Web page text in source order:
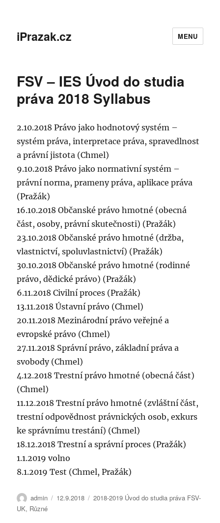
iPrazak.cz MENU
FSV – IES Úvod do studia
práva 2018 Syllabus
2.10.2018 Právo jako hodnotový systém –
systém práva, interpretace práva, spravedlnost
a právní jistota (Chmel)
9.10.2018 Právo jako normativní systém –
právní norma, prameny práva, aplikace práva
(Pražák)
16.10.2018 Občanské právo hmotné (obecná
část, osoby, právní skutečnosti) (Pražák)
23.10.2018 Občanské právo hmotné (držba,
vlastnictví, spoluvlastnictví) (Pražák)
30.10.2018 Občanské právo hmotné (rodinné
právo, dědické právo) (Pražák)
6.11.2018 Civilní proces (Pražák)
13.11.2018 Ústavní právo (Chmel)
20.11.2018 Mezinárodní právo veřejné a
evropské právo (Chmel)
27.11.2018 Správní právo, základní práva a
svobody (Chmel)
4.12.2018 Trestní právo hmotné (obecná část)
(Chmel)
11.12.2018 Trestní právo hmotné (zvláštní část,
trestní odpovědnost právnických osob, exkurs
ke správnímu trestání) (Chmel)
18.12.2018 Trestní a správní proces (Pražák)
1.1.2019 volno
8.1.2019 Test (Chmel, Pražák)
Autor:
admin Publikováno:
12.9.2018 Rubriky:
2018-2019 Úvod do studia práva FSV-
UK, Různé